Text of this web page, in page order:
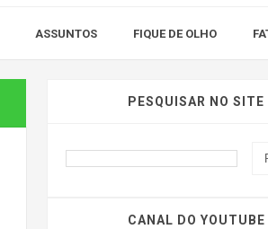
ASSUNTOS FIQUE DE OLHO
PESQUISAR NO SITE
CANAL DO YOUTUBE